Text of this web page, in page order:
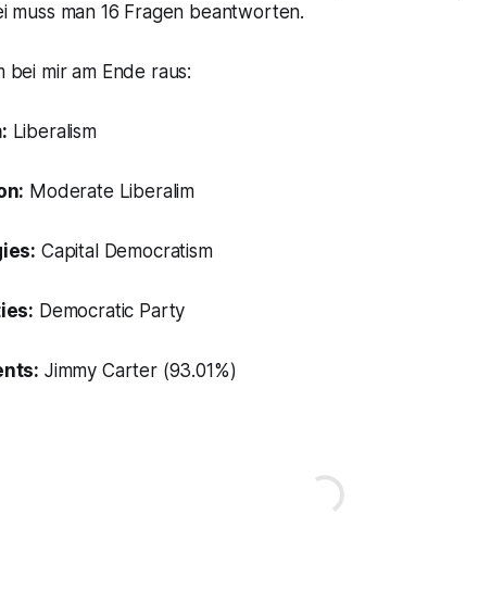
muss man 16 Fragen beantworten.
bei mir am Ende raus:
Liberalism
Moderate Liberalim
Capital Democratism
Democratic Party
Jimmy Carter (93.01%)